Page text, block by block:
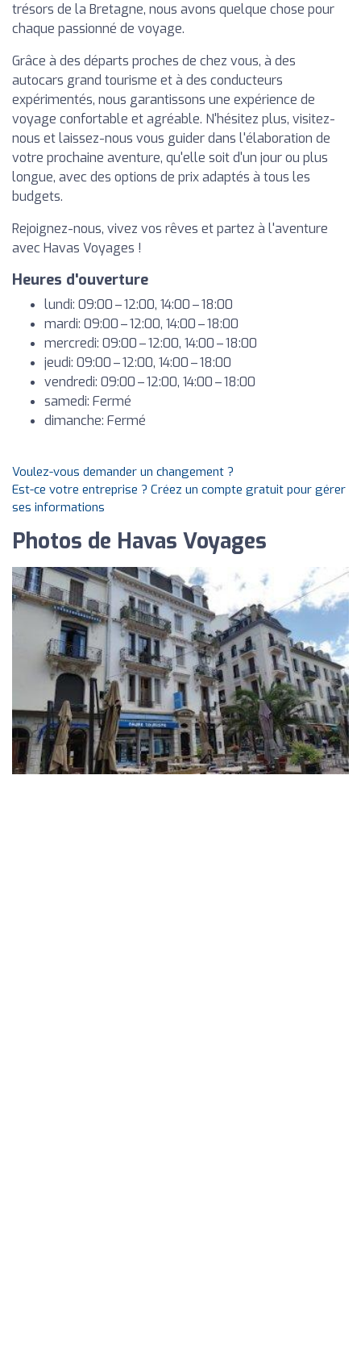
trésors de la Bretagne, nous avons quelque chose pour
chaque passionné de voyage.
Grâce à des départs proches de chez vous, à des
autocars grand tourisme et à des conducteurs
expérimentés, nous garantissons une expérience de
voyage confortable et agréable. N'hésitez plus, visitez-
nous et laissez-nous vous guider dans l'élaboration de
votre prochaine aventure, qu'elle soit d'un jour ou plus
longue, avec des options de prix adaptés à tous les
budgets.
Rejoignez-nous, vivez vos rêves et partez à l'aventure
avec Havas Voyages !
Heures d'ouverture
lundi: 09:00 – 12:00, 14:00 – 18:00
mardi: 09:00 – 12:00, 14:00 – 18:00
mercredi: 09:00 – 12:00, 14:00 – 18:00
jeudi: 09:00 – 12:00, 14:00 – 18:00
vendredi: 09:00 – 12:00, 14:00 – 18:00
samedi: Fermé
dimanche: Fermé
Voulez-vous demander un changement ?
Est-ce votre entreprise ? Créez un compte gratuit pour gérer
ses informations
Photos de Havas Voyages